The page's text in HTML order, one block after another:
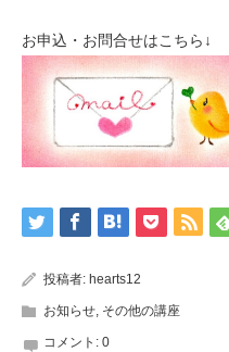
お申込・お問合せはこちら↓
投稿者: hearts12
お知らせ, その他の講座
コメント: 0